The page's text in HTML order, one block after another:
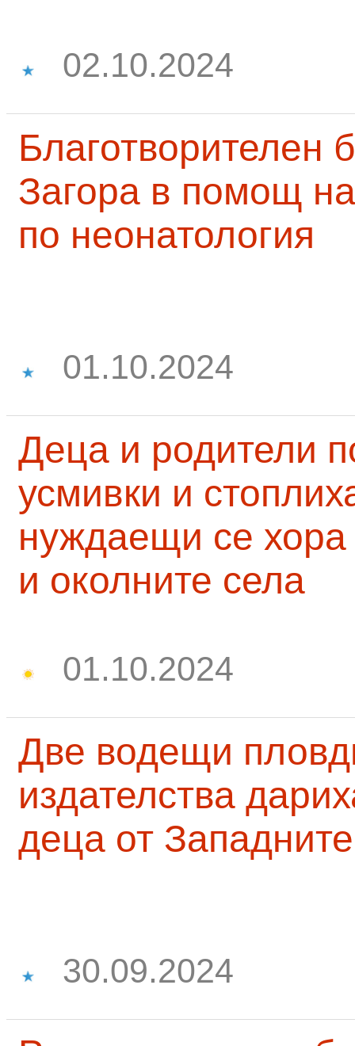
02.10.2024
Благотворителен
Загора в помощ
по неонатология
01.10.2024
Деца и родители
усмивки и
нуждаещи се
и околните села
01.10.2024
Две водещи
издателства
деца от
30.09.2024